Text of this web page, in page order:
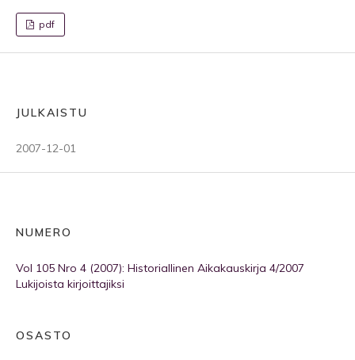
pdf
JULKAISTU
2007-12-01
NUMERO
Vol 105 Nro 4 (2007): Historiallinen Aikakauskirja 4/2007
Lukijoista kirjoittajiksi
OSASTO